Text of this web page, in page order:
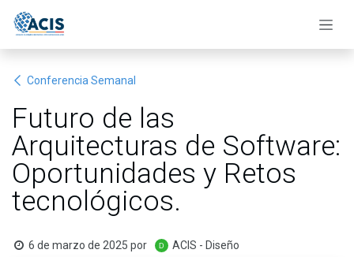
Conferencia Semanal
Futuro de las
Arquitecturas de Software:
Oportunidades y Retos
tecnológicos.
6 de marzo de 2025 por ACIS - Diseño